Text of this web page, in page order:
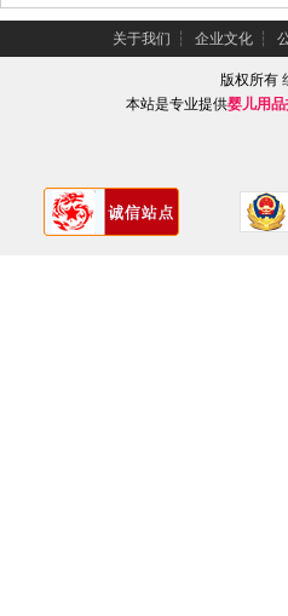
关于我们 ┆ 企业文化 ┆
版权所有
本站是专业提供婴儿用